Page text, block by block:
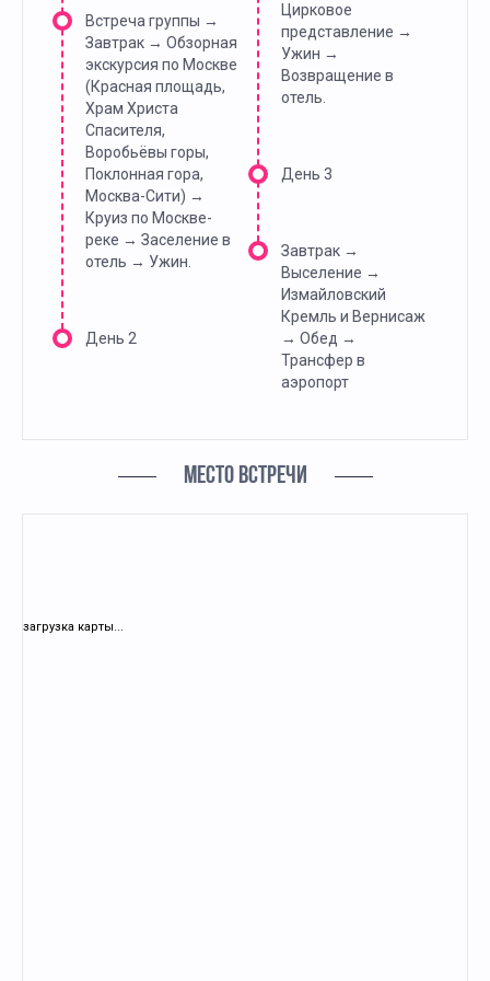
Встреча группы →
Завтрак → Обзорная
экскурсия по Москве
(Красная площадь,
Храм Христа
Спасителя,
Воробьёвы горы,
Поклонная гора,
Москва-Сити) →
Круиз по Москве-
реке → Заселение в
отель → Ужин.
День 2
Цирковое
представление →
Ужин →
Возвращение в
отель.
День 3
Завтрак →
Выселение →
Измайловский
Кремль и Вернисаж
→ Обед →
Трансфер в
аэропорт
МЕСТО ВСТРЕЧИ
загрузка карты...